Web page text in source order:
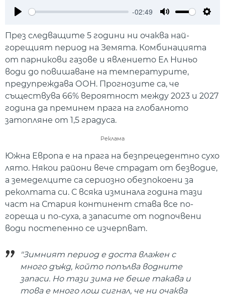
-02:49
През следващите 5 години ни очаква най-
горещият период на Земята. Комбинацията
от парникови газове и явлението Ел Ниньо
води до повишаване на температурите,
предупреждава ООН. Прогнозите са, че
съществува 66% вероятност между 2023 и 2027
година да преминем прага на глобалното
затопляне от 1,5 градуса.
Реклама
Южна Европа е на прага на безпрецедентно сухо
лято. Някои райони вече страдат от безводие,
а земеделците са сериозно обезпокоени за
реколтата си. С всяка изминала година тази
част на Стария континент става все по-
гореща и по-суха, а запасите от подпочвени
води постепенно се изчерпват.
"Зимният период е доста влажен с
много дъжд, който попълва водните
запаси. Но тази зима не беше такава и
това е много лош сигнал, че ни очаква